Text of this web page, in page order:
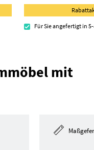
Für Sie angefertigt in
mit